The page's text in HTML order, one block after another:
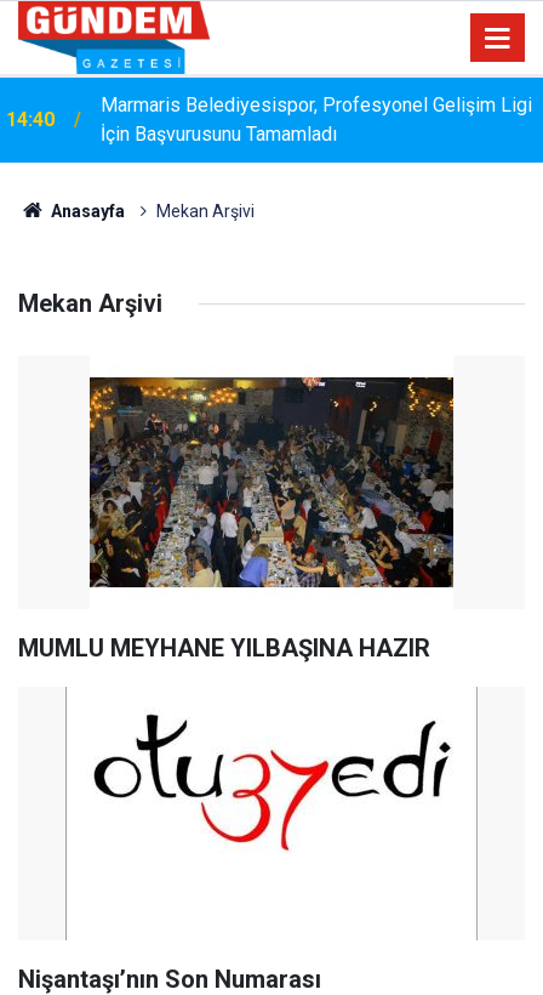
14:40
Marmaris Belediyesispor, Profesyonel Gelişim Ligi
İçin Başvurusunu Tamamladı
Anasayfa Mekan Arşivi
Mekan Arşivi
MUMLU MEYHANE YILBAŞINA HAZIR
Nişantaşı’nın Son Numarası